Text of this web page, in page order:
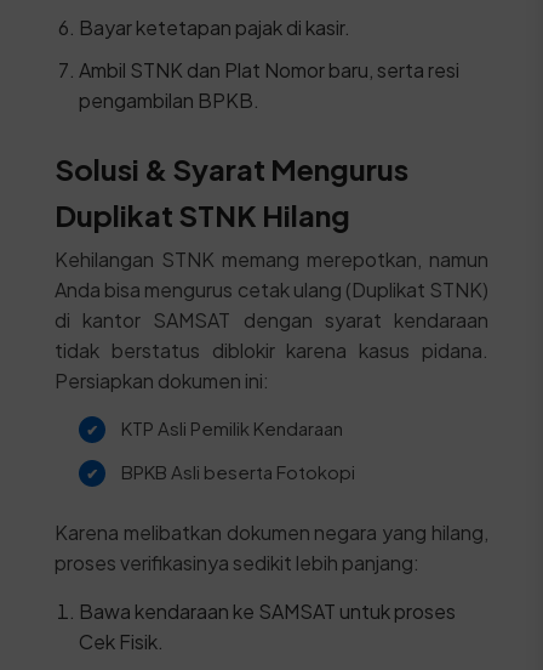
Bayar ketetapan pajak di kasir.
Ambil STNK dan Plat Nomor baru, serta resi
pengambilan BPKB.
Solusi & Syarat Mengurus
Duplikat STNK Hilang
Kehilangan STNK memang merepotkan, namun
Anda bisa mengurus cetak ulang (Duplikat STNK)
di kantor SAMSAT dengan syarat kendaraan
tidak berstatus diblokir karena kasus pidana.
Persiapkan dokumen ini:
KTP Asli Pemilik Kendaraan
BPKB Asli beserta Fotokopi
Karena melibatkan dokumen negara yang hilang,
proses verifikasinya sedikit lebih panjang:
Bawa kendaraan ke SAMSAT untuk proses
Cek Fisik.